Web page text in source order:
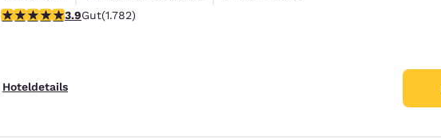
3.94-Sterne-Bewertung. Gut. 1782 Bewertungen
3.9Gut(1.782)
Hoteldetails